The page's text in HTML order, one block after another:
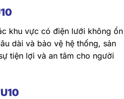
khu vực có điện lưới không ổn
dài và bảo vệ hệ thống, sản
tiện lợi và an tâm cho người